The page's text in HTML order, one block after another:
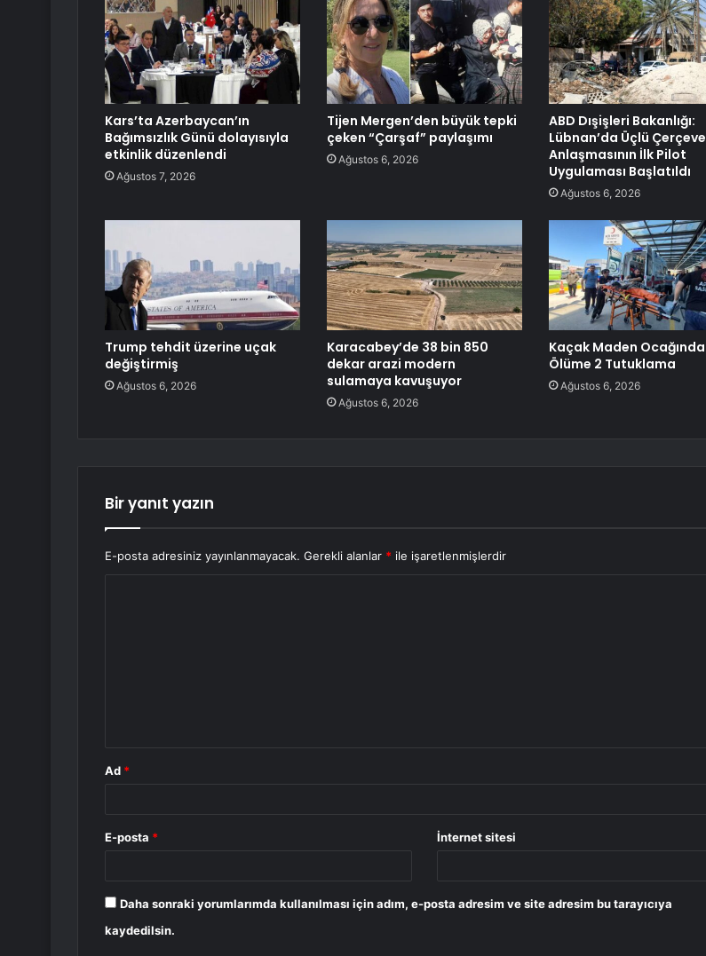
Kars’ta Azerbaycan’ın
Bağımsızlık Günü dolayısıyla
etkinlik düzenlendi
Ağustos 7, 2026
Tijen Mergen’den büyük tepki
çeken “Çarşaf” paylaşımı
Ağustos 6, 2026
ABD Dışişleri Bakanlığı:
Lübnan’da Üçlü Çerçeve
Anlaşmasının İlk Pilot
Uygulaması Başlatıldı
Ağustos 6, 2026
Trump tehdit üzerine uçak
değiştirmiş
Ağustos 6, 2026
Karacabey’de 38 bin 850
dekar arazi modern
sulamaya kavuşuyor
Ağustos 6, 2026
Kaçak Maden Ocağında
Ölüme 2 Tutuklama
Ağustos 6, 2026
Bir yanıt yazın
E-posta adresiniz yayınlanmayacak. Gerekli alanlar * ile işaretlenmişlerdir
Ad *
E-posta * İnternet sitesi
Daha sonraki yorumlarımda kullanılması için adım, e-posta adresim ve site adresim bu tarayıcıya
kaydedilsin.